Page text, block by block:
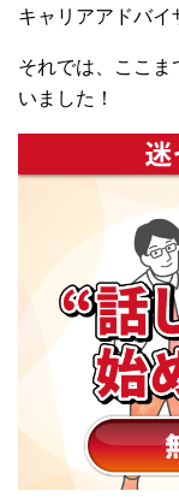
キャリアアドバイ
それでは、ここ
いました！